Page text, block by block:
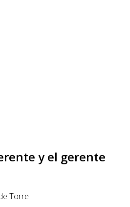
y el gerente
Torre